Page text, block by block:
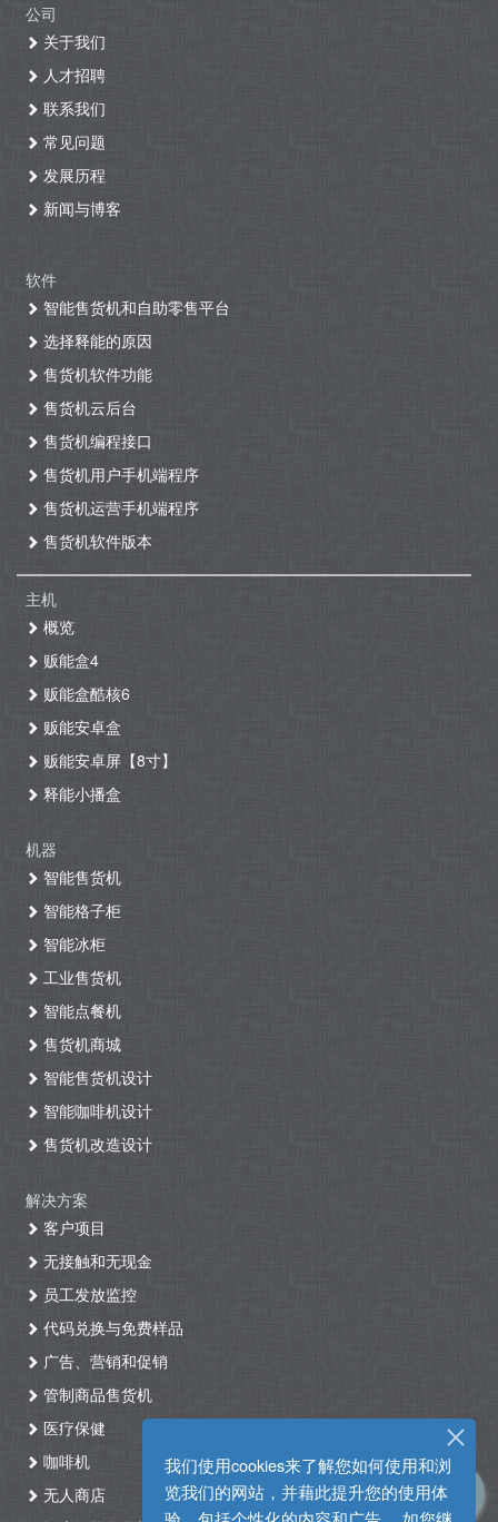
我们使用cookies来了解您如何使用和浏
览我们的网站，并藉此提升您的使用体
公司
关于我们
人才招聘
联系我们
常见问题
发展历程
新闻与博客
软件
智能售货机和自助零售平台
选择释能的原因
售货机软件功能
售货机云后台
售货机编程接口
售货机用户手机端程序
售货机运营手机端程序
售货机软件版本
主机
概览
贩能盒4
贩能盒酷核6
贩能安卓盒
贩能安卓屏【8寸】
释能小播盒
机器
智能售货机
智能格子柜
智能冰柜
工业售货机
智能点餐机
售货机商城
智能售货机设计
智能咖啡机设计
售货机改造设计
解决方案
客户项目
无接触和无现金
员工发放监控
代码兑换与免费样品
广告、营销和促销
管制商品售货机
医疗保健
咖啡机
无人商店